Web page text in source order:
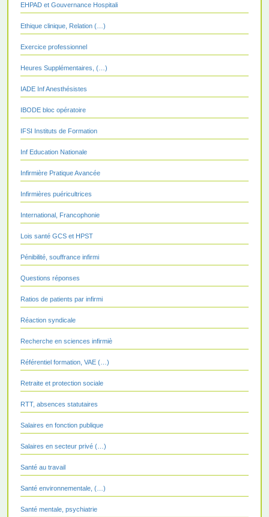
EHPAD et Gouvernance Hospitali
Ethique clinique, Relation (…)
Exercice professionnel
Heures Supplémentaires, (…)
IADE Inf Anesthésistes
IBODE bloc opératoire
IFSI Instituts de Formation
Inf Education Nationale
Infirmière Pratique Avancée
Infirmières puéricultrices
International, Francophonie
Lois santé GCS et HPST
Pénibilité, souffrance infirmi
Questions réponses
Ratios de patients par infirmi
Réaction syndicale
Recherche en sciences infirmiè
Référentiel formation, VAE (…)
Retraite et protection sociale
RTT, absences statutaires
Salaires en fonction publique
Salaires en secteur privé (…)
Santé au travail
Santé environnementale, (…)
Santé mentale, psychiatrie